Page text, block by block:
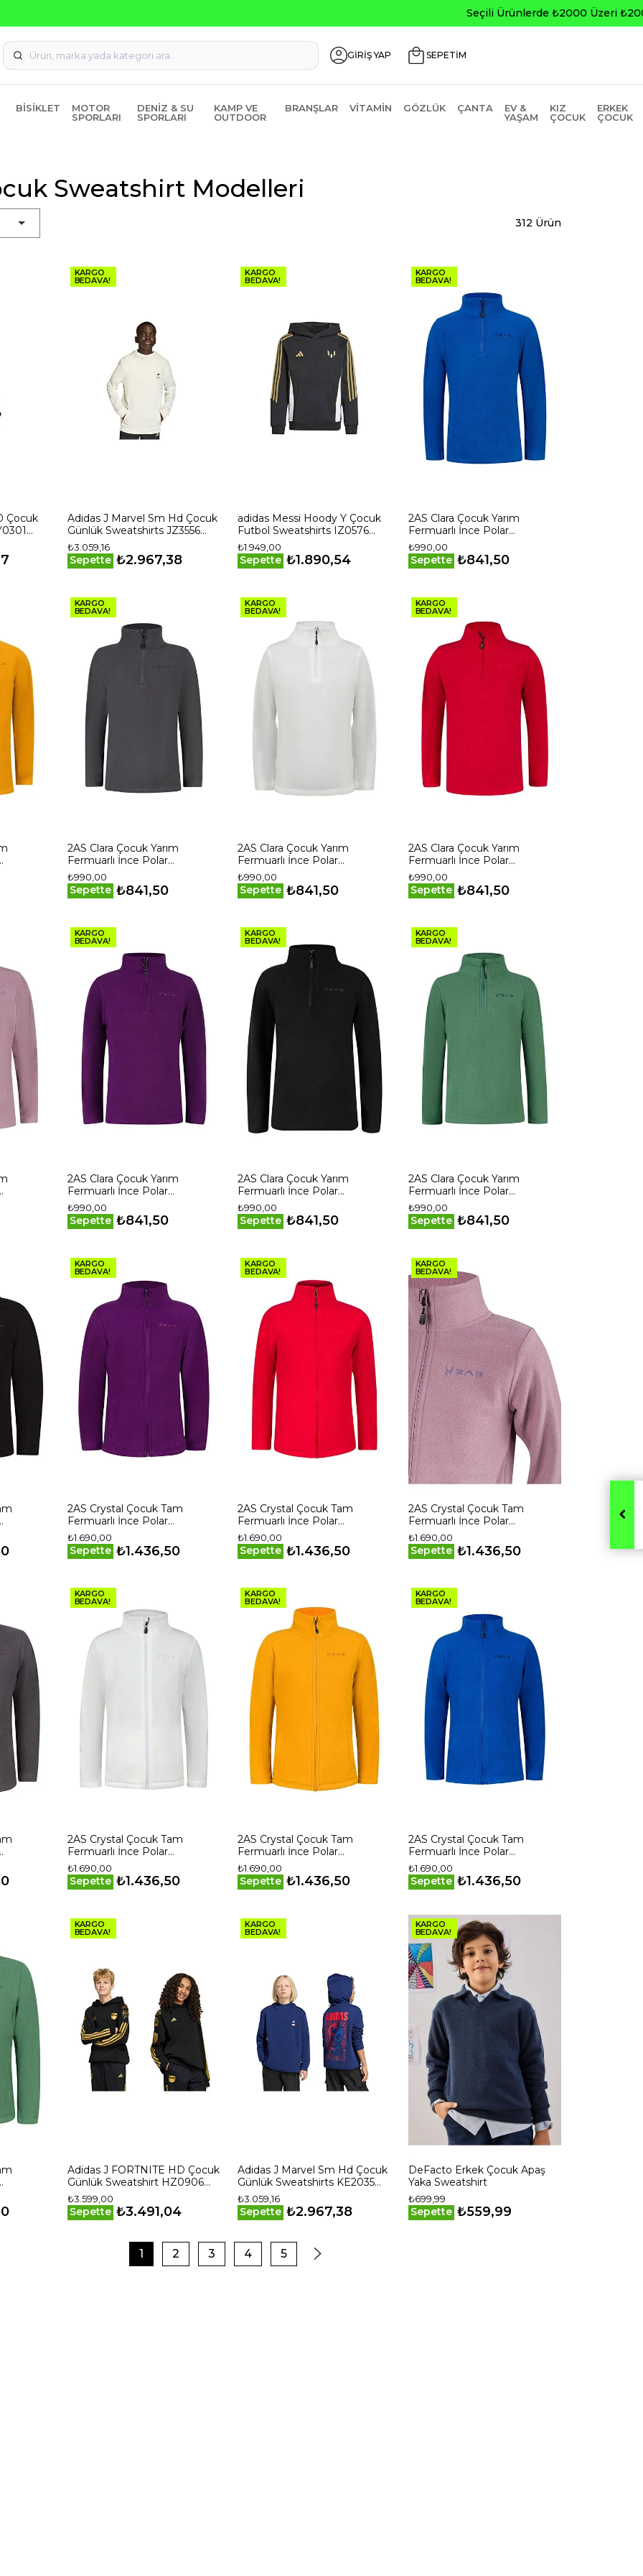
GİRİŞ YAP SEPETİM
BISIKLET
MOTOR
SPORLARI
DENIZ & SU
SPORLARI
KAMP VE
OUTDOOR
BRANŞLAR VITAMIN GÖZLÜK ÇANTA
EV &
YAŞAM
KIZ
ÇOCUK
ERKEK
ÇOCUK
Sweatshirt Modelleri
312 Ürün
Çocuk
KARGO
BEDAVA!
Adidas J Marvel Sm Hd Çocuk
Günlük Sweatshirts JZ3556
Beyaz
₺3.059,16
Sepette ₺2.967,38
KARGO
BEDAVA!
adidas Messi Hoody Y Çocuk
Futbol Sweatshirts IZ0576
Siyah
₺1.949,00
Sepette ₺1.890,54
KARGO
BEDAVA!
2AS Clara Çocuk Yarım
Fermuarlı İnce Polar
Sweatshirt
2ASCLAMFBFW240336
₺990,00
Sepette ₺841,50
KARGO
BEDAVA!
2AS Clara Çocuk Yarım
Fermuarlı İnce Polar
Sweatshirt Antrasit
₺990,00
Sepette ₺841,50
KARGO
BEDAVA!
2AS Clara Çocuk Yarım
Fermuarlı İnce Polar
Sweatshirt Beyaz
₺990,00
Sepette ₺841,50
KARGO
BEDAVA!
2AS Clara Çocuk Yarım
Fermuarlı İnce Polar
Sweatshirt Kırmızı
₺990,00
Sepette ₺841,50
KARGO
BEDAVA!
2AS Clara Çocuk Yarım
Fermuarlı İnce Polar
Sweatshirt Mor
₺990,00
Sepette ₺841,50
KARGO
BEDAVA!
2AS Clara Çocuk Yarım
Fermuarlı İnce Polar
Sweatshirt Siyah
₺990,00
Sepette ₺841,50
KARGO
BEDAVA!
2AS Clara Çocuk Yarım
Fermuarlı İnce Polar
Sweatshirt Yeşil
₺990,00
Sepette ₺841,50
KARGO
BEDAVA!
2AS Crystal Çocuk Tam
Fermuarlı İnce Polar
Sweatshirt
2ASCRYMFBFW240LH
₺1.690,00
Sepette ₺1.436,50
KARGO
BEDAVA!
2AS Crystal Çocuk Tam
Fermuarlı İnce Polar
Sweatshirt
2ASCRYMFBFW2415Q
₺1.690,00
Sepette ₺1.436,50
KARGO
BEDAVA!
2AS Crystal Çocuk Tam
Fermuarlı İnce Polar
Sweatshirt
2ASCRYMFBFW24615
₺1.690,00
Sepette ₺1.436,50
KARGO
BEDAVA!
2AS Crystal Çocuk Tam
Fermuarlı İnce Polar
Sweatshirt Beyaz
₺1.690,00
Sepette ₺1.436,50
KARGO
BEDAVA!
2AS Crystal Çocuk Tam
Fermuarlı İnce Polar
Sweatshirt Hardal
₺1.690,00
Sepette ₺1.436,50
KARGO
BEDAVA!
2AS Crystal Çocuk Tam
Fermuarlı İnce Polar
Sweatshirt Mavi
₺1.690,00
Sepette ₺1.436,50
KARGO
BEDAVA!
Adidas J FORTNITE HD Çocuk
Günlük Sweatshirt HZ0906
Siyah
₺3.599,00
Sepette ₺3.491,04
KARGO
BEDAVA!
Adidas J Marvel Sm Hd Çocuk
Günlük Sweatshirts KE2035
Lacivert
₺3.059,16
Sepette ₺2.967,38
KARGO
BEDAVA!
DeFacto Erkek Çocuk Apaş
Yaka Sweatshirt
₺699,99
Sepette ₺559,99
1 2 3 4 5